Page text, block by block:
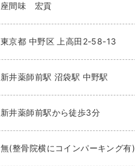
座間味 宏貢
東京都 中野区 上高田2-58-13
新井薬師前駅 沼袋駅 中野駅
新井薬師前駅から徒歩3分
無(整骨院横にコインパーキング有)